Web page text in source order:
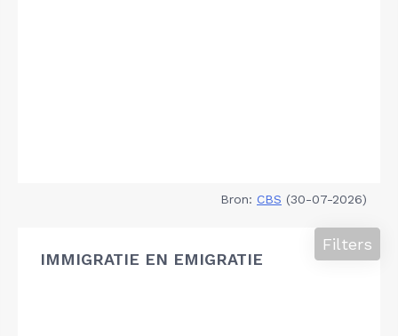
Bron: CBS (30-07-2026)
IMMIGRATIE EN EMIGRATIE
Filters